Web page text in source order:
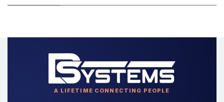
A LIFETIME CONNECTING PEOPLE